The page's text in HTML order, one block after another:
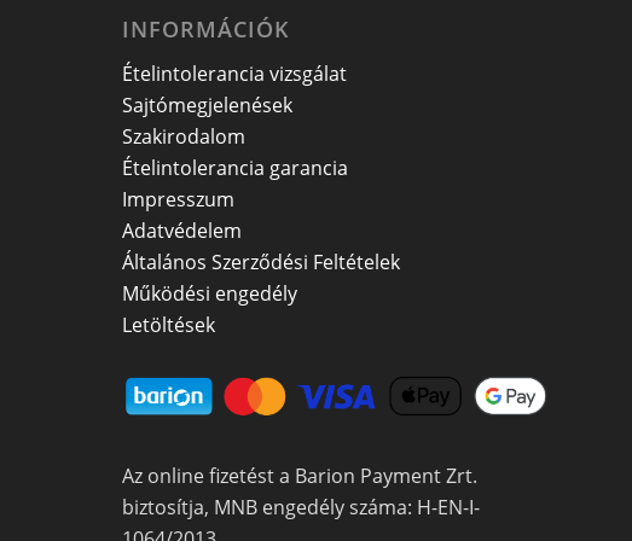
INFORMÁCIÓK
Ételintolerancia vizsgálat
Sajtómegjelenések
Szakirodalom
Ételintolerancia garancia
Impresszum
Adatvédelem
Általános Szerződési Feltételek
Működési engedély
Letöltések
Az online fizetést a Barion Payment Zrt.
biztosítja, MNB engedély száma: H-EN-I-